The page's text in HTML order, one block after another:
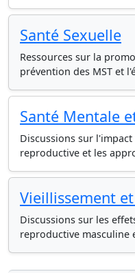
Santé Sexuelle
Ressources sur la
prévention des MST et
Santé Mentale
Discussions sur
reproductive et les
Vieillissement
Discussions sur les
reproductive masculine